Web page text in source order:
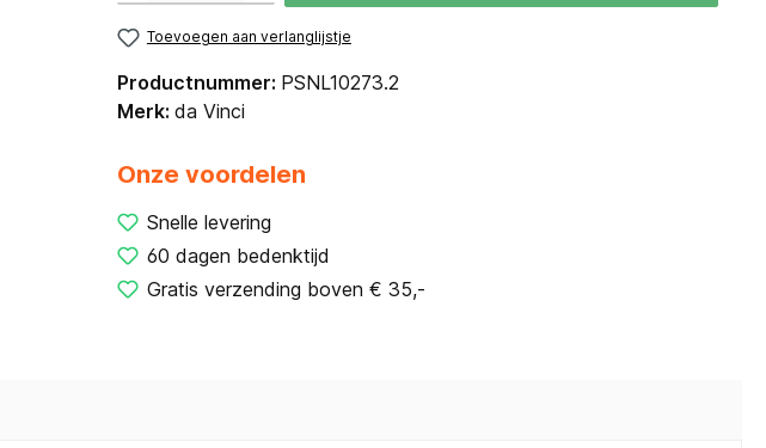
Toevoegen aan verlanglijstje
Productnummer: PSNL10273.2
Merk: da Vinci
Onze voordelen
Snelle levering
60 dagen bedenktijd
Gratis verzending boven € 35,-